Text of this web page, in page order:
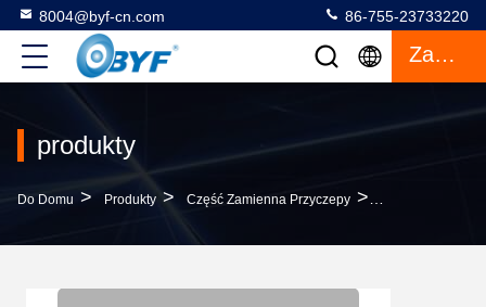
8004@byf-cn.com 86-755-23733220
Zacytować
produkty
Do Domu > Produkty > Część Zamienna Przyczepy >